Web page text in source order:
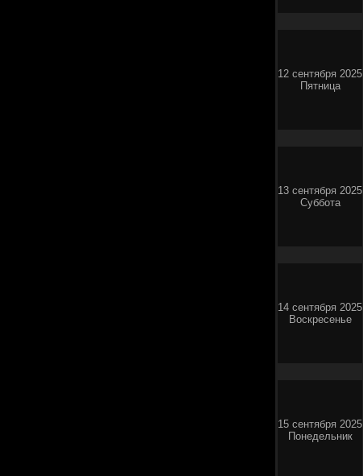
12 сентября 2025
Пятница
13 сентября 2025
Суббота
14 сентября 2025
Воскресенье
15 сентября 2025
Понедельник